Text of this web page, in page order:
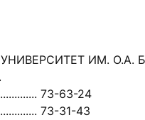
ИМ. О.А.
73-63-24
73-31-43